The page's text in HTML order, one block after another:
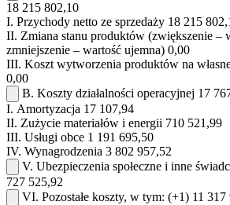
18 215 802,10
I. Przychody netto ze sprzedaży 18 215
II. Zmiana stanu produktów (zwiększenie –
zmniejszenie – wartość ujemna) 0,00
III. Koszt wytworzenia produktów na
0,00
B. Koszty działalności operacyjnej 17
I. Amortyzacja 17 107,94
II. Zużycie materiałów i energii 710 521,99
III. Usługi obce 1 191 695,50
IV. Wynagrodzenia 3 802 957,52
V. Ubezpieczenia społeczne i inne
727 525,92
VI. Pozostałe koszty, w tym: (+1) 11 317